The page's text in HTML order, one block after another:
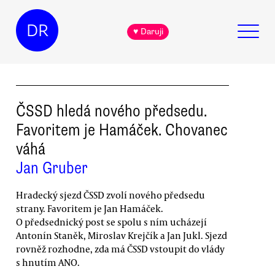
DR ♥ Daruji
ČSSD hledá nového předsedu.
Favoritem je Hamáček. Chovanec
váhá
Jan Gruber
Hradecký sjezd ČSSD zvolí nového předsedu
strany. Favoritem je Jan Hamáček.
O předsednický post se spolu s ním ucházejí
Antonín Staněk, Miroslav Krejčík a Jan Jukl. Sjezd
rovněž rozhodne, zda má ČSSD vstoupit do vlády
s hnutím ANO.